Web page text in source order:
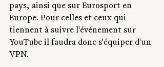
pays, ainsi que sur Eurosport en
Europe. Pour celles et ceux qui
tiennent à suivre l'événement sur
YouTube il faudra donc s'équiper d'un
VPN.